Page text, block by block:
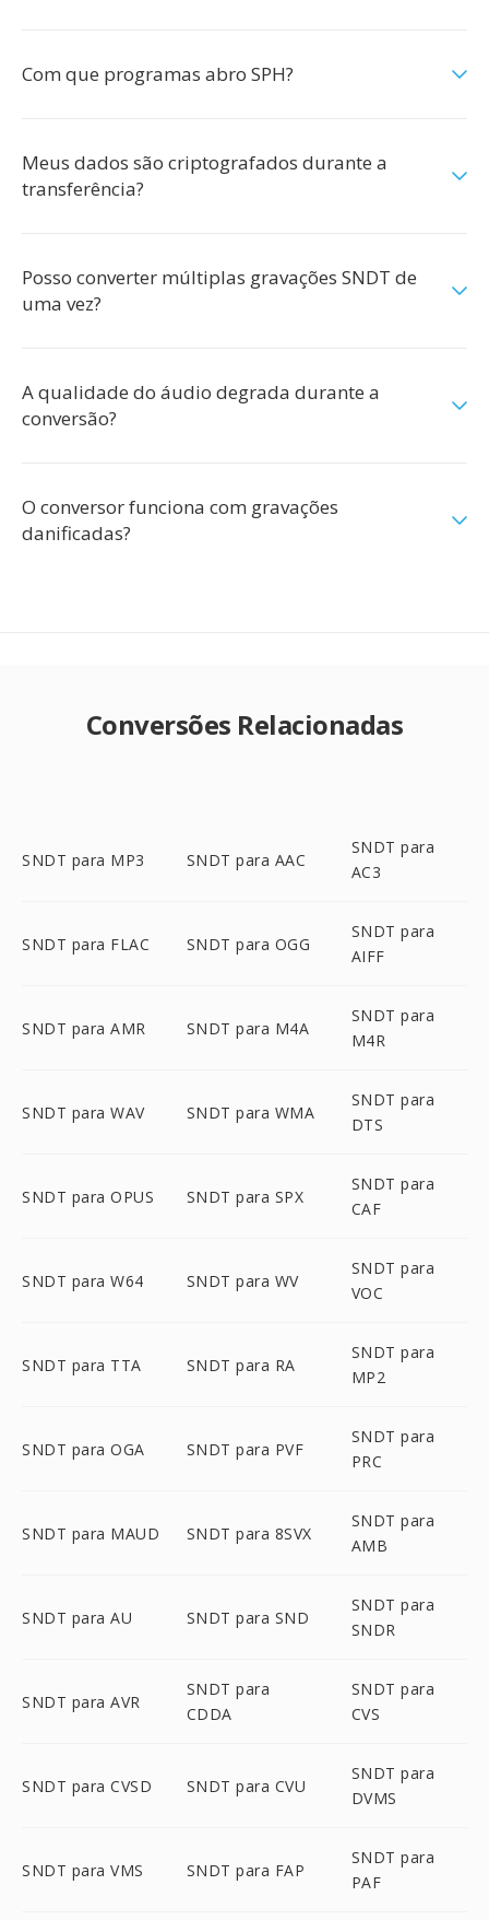
Com que programas abro SPH?
Meus dados são criptografados durante a
transferência?
Posso converter múltiplas gravações SNDT de
uma vez?
A qualidade do áudio degrada durante a
conversão?
O conversor funciona com gravações
danificadas?
Conversões Relacionadas
SNDT para MP3 SNDT para AAC
SNDT para
AC3
SNDT para FLAC SNDT para OGG
SNDT para
AIFF
SNDT para AMR SNDT para M4A
SNDT para
M4R
SNDT para WAV SNDT para WMA
SNDT para
DTS
SNDT para OPUS SNDT para SPX
SNDT para
CAF
SNDT para W64 SNDT para WV
SNDT para
VOC
SNDT para TTA SNDT para RA
SNDT para
MP2
SNDT para OGA SNDT para PVF
SNDT para
PRC
SNDT para MAUD SNDT para 8SVX
SNDT para
AMB
SNDT para AU SNDT para SND
SNDT para
SNDR
SNDT para AVR
SNDT para
CDDA
SNDT para
CVS
SNDT para CVSD SNDT para CVU
SNDT para
DVMS
SNDT para VMS SNDT para FAP
SNDT para
PAF